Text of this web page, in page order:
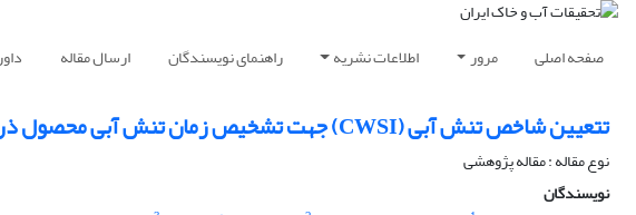
صفحه اصلی مرور اطلاعات نشریه راهنمای نویسندگان ارسال مقاله
تتعیین شاخص تنش آبی (CWSI) جهت تشخیص زمان تنش آبی محصول ذرت در منطقه ارومیه
نوع مقاله : مقاله پژوهشی
نویسندگان